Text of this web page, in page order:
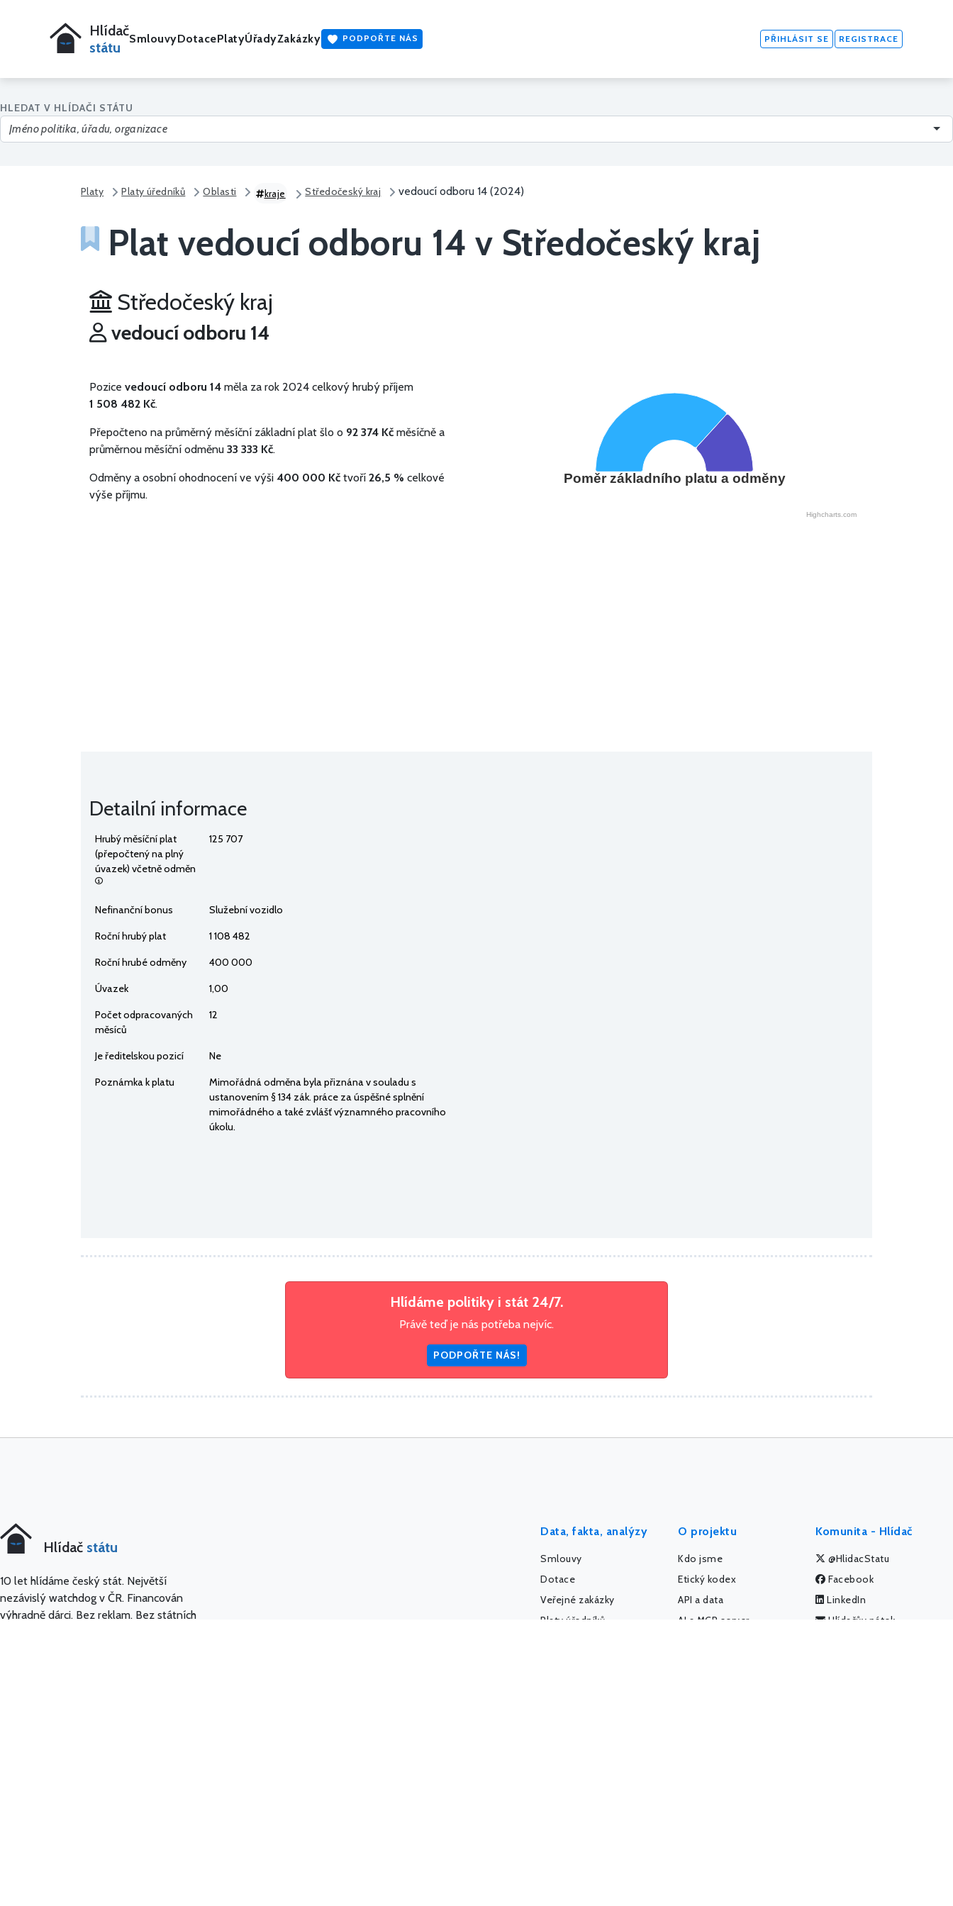
Hlídač
státu
SmlouvyDotacePlatyÚřadyZakázky PODPOŘTE NÁS PŘIHLÁSIT SE REGISTRACE
HLEDAT V HLÍDAČI STÁTU
Platy Platy úředníků Oblasti kraje Středočeský kraj vedoucí odboru 14 (2024)
Plat vedoucí odboru 14 v Středočeský kraj
Středočeský kraj
vedoucí odboru 14
Pozice vedoucí odboru 14 měla za rok 2024 celkový hrubý příjem
1 508 482 Kč.
Přepočteno na průměrný měsíční základní plat šlo o 92 374 Kč měsíčně a
průměrnou měsíční odměnu 33 333 Kč.
Odměny a osobní ohodnocení ve výši 400 000 Kč tvoří 26,5 % celkové
výše příjmu.
Poměr základního platu a odměny
Highcharts.com
Detailní informace
Hrubý měsíční plat
(přepočtený na plný
úvazek) včetně odměn
125 707
Nefinanční bonus Služební vozidlo
Roční hrubý plat 1 108 482
Roční hrubé odměny 400 000
Úvazek 1,00
Počet odpracovaných
měsíců
12
Je ředitelskou pozicí Ne
Poznámka k platu
Mimořádná odměna byla přiznána v souladu s
ustanovením § 134 zák. práce za úspěšné splnění
mimořádného a také zvlášť významného pracovního
úkolu.
Hlídáme politiky i stát 24/7.
Právě teď je nás potřeba nejvíc.
PODPOŘTE NÁS!
Hlídač státu
10 let hlídáme český stát. Největší
nezávislý watchdog v ČR. Financován
výhradně dárci. Bez reklam. Bez státních
Data, fakta, analýzy
Smlouvy
Dotace
Veřejné zakázky
Platy úředníků
O projektu
Kdo jsme
Etický kodex
API a data
AI a MCP server
Komunita - Hlídač
@HlidacStatu
Facebook
LinkedIn
Hlídačův pátek